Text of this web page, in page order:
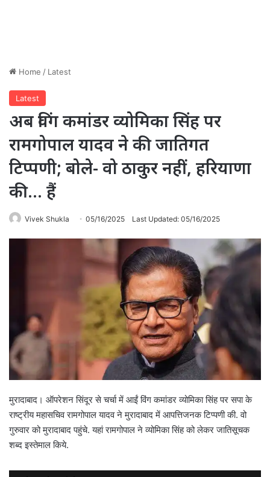
Home / Latest
Latest
अब विंग कमांडर व्योमिका सिंह पर
रामगोपाल यादव ने की जातिगत
टिप्पणी; बोले- वो ठाकुर नहीं, हरियाणा
की… हैं
Vivek Shukla 05/16/2025 Last Updated: 05/16/2025
मुरादाबाद। ऑपरेशन सिंदूर से चर्चा में आईं विंग कमांडर व्योमिका सिंह पर सपा के
राष्ट्रीय महासचिव रामगोपाल यादव ने मुरादाबाद में आपत्तिजनक टिप्पणी की. वो
गुरुवार को मुरादाबाद पहुंचे. यहां रामगोपाल ने व्योमिका सिंह को लेकर जातिसूचक
शब्द इस्तेमाल किये.